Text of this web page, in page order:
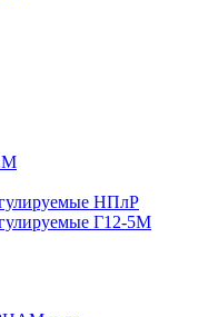
НПлР
Г12-5М